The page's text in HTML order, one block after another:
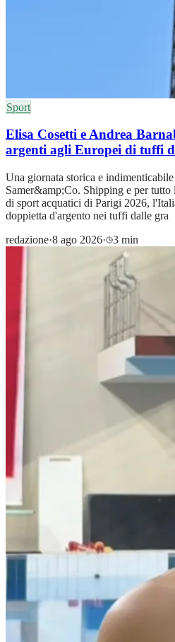
Sport
Elisa Cosetti e Andrea
argenti agli Europei di tuffi
Una giornata storica e
Samer&amp;Co. Shipping e per
di sport acquatici di Parigi 2026,
doppietta d'argento nei tuffi dalle gra
redazione·8 ago 2026· 3 min